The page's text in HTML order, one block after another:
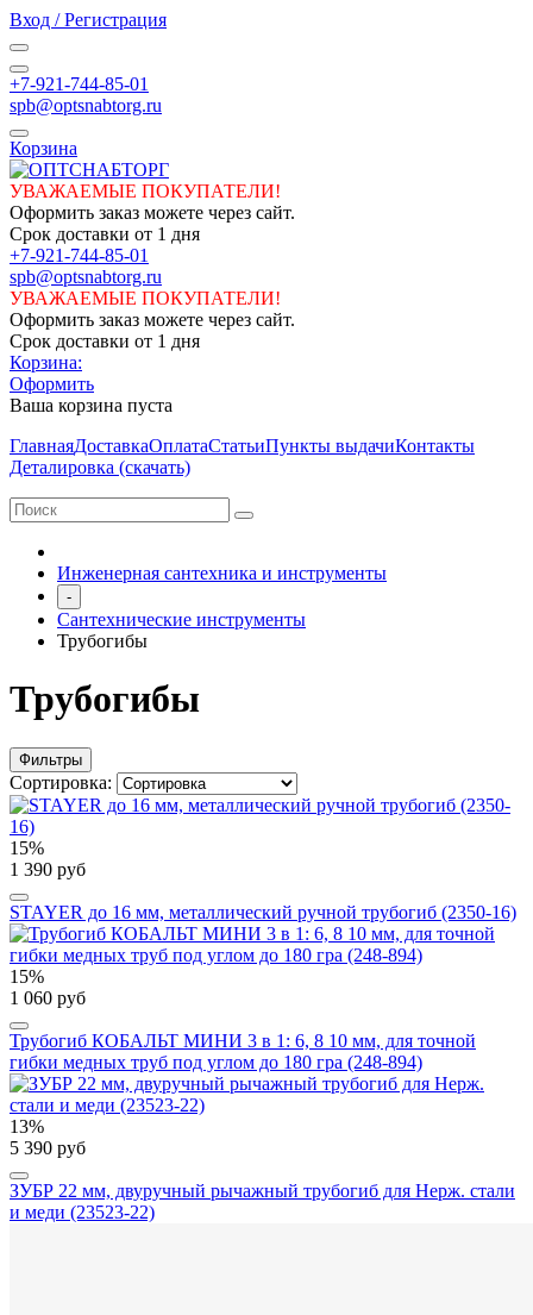
Вход / Регистрация
+7-921-744-85-01
spb@optsnabtorg.ru
Корзина
УВАЖАЕМЫЕ ПОКУПАТЕЛИ!
Оформить заказ можете через сайт.
Срок доставки от 1 дня
+7-921-744-85-01
spb@optsnabtorg.ru
УВАЖАЕМЫЕ ПОКУПАТЕЛИ!
Оформить заказ можете через сайт.
Срок доставки от 1 дня
Корзина:
Оформить
Ваша корзина пуста
ГлавнаяДоставкаОплатаСтатьиПункты выдачиКонтакты
Деталировка (скачать)
Инженерная сантехника и инструменты
-
Сантехнические инструменты
Трубогибы
Трубогибы
Фильтры
Сортировка:
15%
1 390 руб
STAYER до 16 мм, металлический ручной трубогиб (2350-16)
15%
1 060 руб
Трубогиб КОБАЛЬТ МИНИ 3 в 1: 6, 8 10 мм, для точной
гибки медных труб под углом до 180 гра (248-894)
13%
5 390 руб
ЗУБР 22 мм, двуручный рычажный трубогиб для Нерж. стали
и меди (23523-22)